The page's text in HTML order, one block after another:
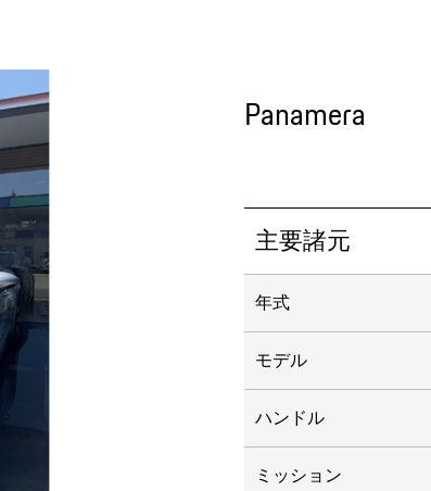
Panamera
主要諸元
年式
モデル
ハンドル
ミッション